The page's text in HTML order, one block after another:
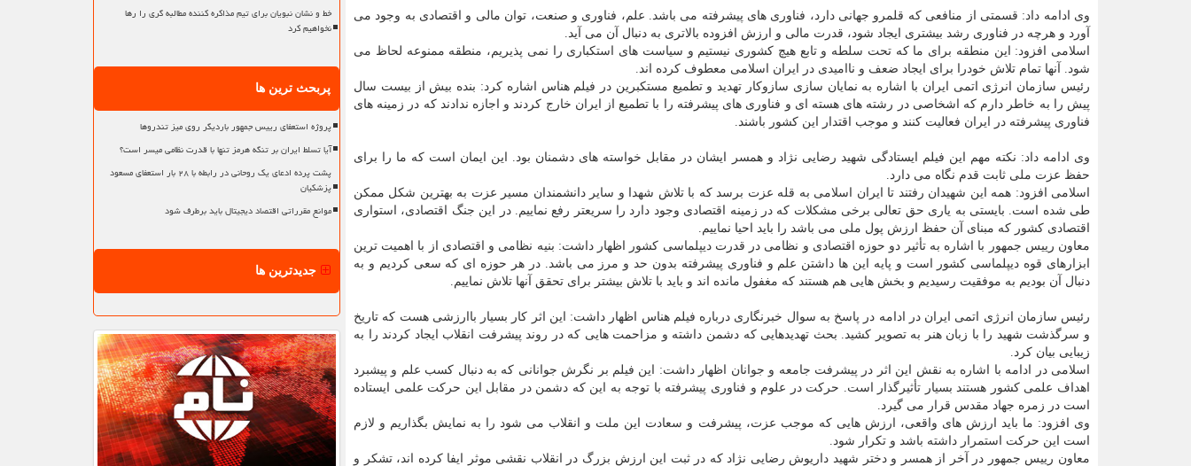
وی ادامه داد: قسمتی از منافعی که قلمرو جهانی دارد، فناوری های پیشرفته می باشد. علم، فناوری و صنعت، توان مالی و اقتصادی به وجود می
آورد و هرچه در فناوری رشد بیشتری ایجاد شود، قدرت مالی و ارزش افزوده بالاتری به دنبال آن می آید.
اسلامی افزود: این منطقه برای ما که تحت سلطه و تابع هیچ کشوری نیستیم و سیاست های استکباری را نمی پذیریم، منطقه ممنوعه لحاظ می
شود. آنها تمام تلاش خودرا برای ایجاد ضعف و ناامیدی در ایران اسلامی معطوف کرده اند.
رئیس سازمان انرژی اتمی ایران با اشاره به نمایان سازی سازوکار تهدید و تطمیع مستکبرین در فیلم هناس اشاره کرد: بنده بیش از بیست سال
پیش را به خاطر دارم که اشخاصی در رشته های هسته ای و فناوری های پیشرفته را با تطمیع از ایران خارج کردند و اجازه ندادند که در زمینه های
فناوری پیشرفته در ایران فعالیت کنند و موجب اقتدار این کشور باشند.
وی ادامه داد: نکته مهم این فیلم ایستادگی شهید رضایی نژاد و همسر ایشان در مقابل خواسته های دشمنان بود. این ایمان است که ما را برای
حفظ عزت ملی ثابت قدم نگاه می دارد.
اسلامی افزود: همه این شهیدان رفتند تا ایران اسلامی به قله عزت برسد که با تلاش شهدا و سایر دانشمندان مسیر عزت به بهترین شکل ممکن
طی شده است. بایستی به یاری حق تعالی برخی مشکلات که در زمینه اقتصادی وجود دارد را سریعتر رفع نماییم. در این جنگ اقتصادی، استواری
اقتصادی کشور که مبنای آن حفظ ارزش پول ملی می باشد را باید احیا نماییم.
معاون رییس جمهور با اشاره به تأثیر دو حوزه اقتصادی و نظامی در قدرت دیپلماسی کشور اظهار داشت: بنیه نظامی و اقتصادی از با اهمیت ترین
ابزارهای قوه دیپلماسی کشور است و پایه این ها داشتن علم و فناوری پیشرفته بدون حد و مرز می باشد. در هر حوزه ای که سعی کردیم و به
دنبال آن بودیم به موفقیت رسیدیم و بخش هایی هم هستند که مغفول مانده اند و باید با تلاش بیشتر برای تحقق آنها تلاش نماییم.
رئیس سازمان انرژی اتمی ایران در ادامه در پاسخ به سوال خبرنگاری درباره فیلم هناس اظهار داشت: این اثر کار بسیار باارزشی هست که تاریخ
و سرگذشت شهید را با زبان هنر به تصویر کشید. بحث تهدیدهایی که دشمن داشته و مزاحمت هایی که در روند پیشرفت انقلاب ایجاد کردند را به
زیبایی بیان کرد.
اسلامی در ادامه با اشاره به نقش این اثر در پیشرفت جامعه و جوانان اظهار داشت: این فیلم بر نگرش جوانانی که به دنبال کسب علم و پیشبرد
اهداف علمی کشور هستند بسیار تأثیرگذار است. حرکت در علوم و فناوری پیشرفته با توجه به این که دشمن در مقابل این حرکت علمی ایستاده
است در زمره جهاد مقدس قرار می گیرد.
وی افزود: ما باید ارزش های واقعی، ارزش هایی که موجب عزت، پیشرفت و سعادت این ملت و انقلاب می شود را به نمایش بگذاریم و لازم
است این حرکت استمرار داشته باشد و تکرار شود.
معاون رییس جمهور در آخر از همسر و دختر شهید داریوش رضایی نژاد که در ثبت این ارزش بزرگ در انقلاب نقشی موثر ایفا کرده اند، تشکر و
خط و نشان نبویان برای تیم مذاکره کننده مطالبه گری را رها
نخواهیم کرد
پربحث ترین ها
پروژه استعفای رییس جمهور باردیگر روی میز تندروها
آیا تسلط ایران بر تنگه هرمز تنها با قدرت نظامی میسر است؟
پشت پرده ادعای یک روحانی در رابطه با ۲۸ بار استعفای مسعود
پزشکیان
موانع مقرراتی اقتصاد دیجیتال باید برطرف شود
جدیدترین ها